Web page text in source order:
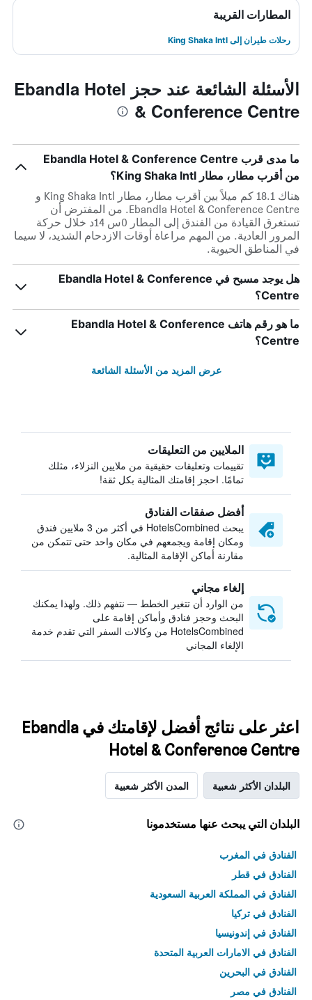
المطارات القريبة
رحلات طيران إلى King Shaka Intl
الأسئلة الشائعة عند حجز Ebandla Hotel
& Conference Centre
ما مدى قرب Ebandla Hotel & Conference Centre
من أقرب مطار، مطار King Shaka Intl؟
هناك 18.1 كم ميلاً بين أقرب مطار، مطار King Shaka Intl و
Ebandla Hotel & Conference Centre. من المفترض أن
تستغرق القيادة من الفندق إلى المطار 0س 14د خلال حركة
المرور العادية. من المهم مراعاة أوقات الازدحام الشديد، لا سيما
في المناطق الحيوية.
هل يوجد مسبح في Ebandla Hotel & Conference
Centre؟
ما هو رقم هاتف Ebandla Hotel & Conference
Centre؟
عرض المزيد من الأسئلة الشائعة
الملايين من التعليقات
تقييمات وتعليقات حقيقية من ملايين النزلاء، مثلك
تمامًا. احجز إقامتك المثالية بكل ثقة!
أفضل صفقات الفنادق
يبحث HotelsCombined في أكثر من 3 ملايين فندق
ومكان إقامة ويجمعهم في مكان واحد حتى تتمكن من
مقارنة أماكن الإقامة المثالية.
إلغاء مجاني
من الوارد أن تتغير الخطط — نتفهم ذلك. ولهذا يمكنك
البحث وحجز فنادق وأماكن إقامة على
HotelsCombined من وكالات السفر التي تقدم خدمة
الإلغاء المجاني
اعثر على نتائج أفضل لإقامتك في Ebandla
Hotel & Conference Centre
البلدان الأكثر شعبية المدن الأكثر شعبية
البلدان التي يبحث عنها مستخدمونا
الفنادق في المغرب
الفنادق في قطر
الفنادق في المملكة العربية السعودية
الفنادق في تركيا
الفنادق في إندونيسيا
الفنادق في الامارات العربية المتحدة
الفنادق في البحرين
الفنادق في مصر